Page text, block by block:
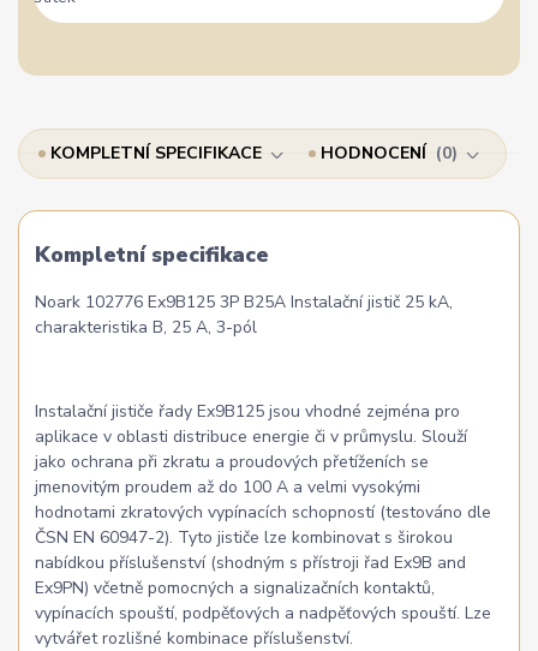
KOMPLETNÍ SPECIFIKACE HODNOCENÍ 0
Kompletní specifikace
Noark 102776 Ex9B125 3P B25A Instalační jistič 25 kA,
charakteristika B, 25 A, 3-pól
Instalační jističe řady Ex9B125 jsou vhodné zejména pro
aplikace v oblasti distribuce energie či v průmyslu. Slouží
jako ochrana při zkratu a proudových přetíženích se
jmenovitým proudem až do 100 A a velmi vysokými
hodnotami zkratových vypínacích schopností (testováno dle
ČSN EN 60947-2). Tyto jističe lze kombinovat s širokou
nabídkou příslušenství (shodným s přístroji řad Ex9B and
Ex9PN) včetně pomocných a signalizačních kontaktů,
vypínacích spouští, podpěťových a nadpěťových spouští. Lze
vytvářet rozlišné kombinace příslušenství.